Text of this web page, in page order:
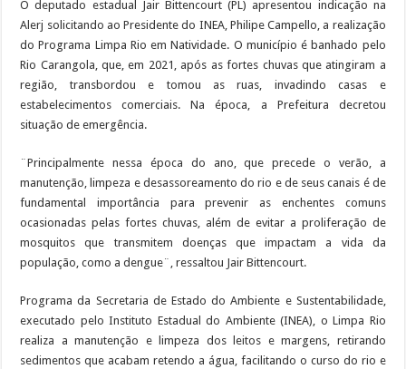
O deputado estadual Jair Bittencourt (PL) apresentou indicação na
Alerj solicitando ao Presidente do INEA, Philipe Campello, a realização
do Programa Limpa Rio em Natividade. O município é banhado pelo
Rio Carangola, que, em 2021, após as fortes chuvas que atingiram a
região, transbordou e tomou as ruas, invadindo casas e
estabelecimentos comerciais. Na época, a Prefeitura decretou
situação de emergência.
¨Principalmente nessa época do ano, que precede o verão, a
manutenção, limpeza e desassoreamento do rio e de seus canais é de
fundamental importância para prevenir as enchentes comuns
ocasionadas pelas fortes chuvas, além de evitar a proliferação de
mosquitos que transmitem doenças que impactam a vida da
população, como a dengue¨, ressaltou Jair Bittencourt.
Programa da Secretaria de Estado do Ambiente e Sustentabilidade,
executado pelo Instituto Estadual do Ambiente (INEA), o Limpa Rio
realiza a manutenção e limpeza dos leitos e margens, retirando
sedimentos que acabam retendo a água, facilitando o curso do rio e